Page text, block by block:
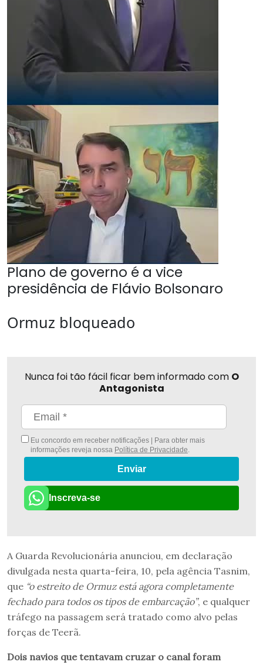
Plano de governo é a vice
presidência de Flávio Bolsonaro
Ormuz bloqueado
Nunca foi tão fácil ficar bem informado com O
Antagonista
Eu concordo em receber notificações | Para obter mais
informações reveja nossa Política de Privacidade.
Enviar
Inscreva-se
A Guarda Revolucionária anunciou, em declaração
divulgada nesta quarta-feira, 10, pela agência Tasnim,
que “o estreito de Ormuz está agora completamente
fechado para todos os tipos de embarcação”, e qualquer
tráfego na passagem será tratado como alvo pelas
forças de Teerã.
Dois navios que tentavam cruzar o canal foram